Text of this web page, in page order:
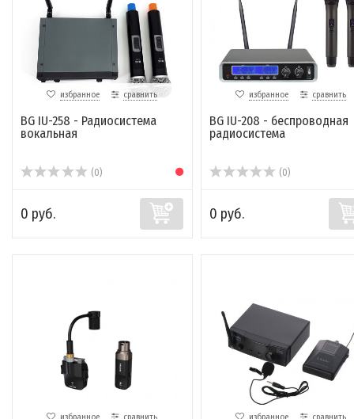
избранное сравнить
BG IU-258 - Радиосистема
вокальная
(0)
0 руб.
избранное сравнить
BG IU-208 - беспроводная
радиосистема
(0)
0 руб.